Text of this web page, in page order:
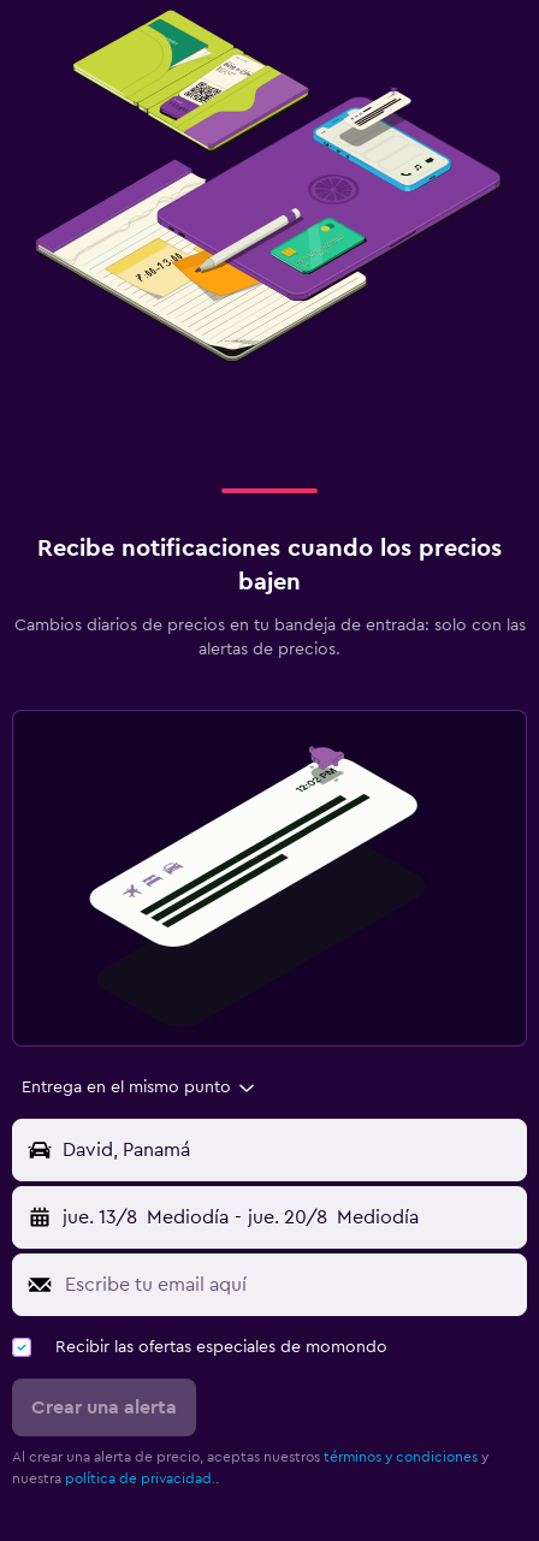
Recibe notificaciones cuando los precios
bajen
Cambios diarios de precios en tu bandeja de entrada: solo con las
alertas de precios.
Entrega en el mismo punto
David, Panamá
jue. 13/8 Mediodía - jue. 20/8 Mediodía
Recibir las ofertas especiales de momondo
Crear una alerta
Al crear una alerta de precio, aceptas nuestros términos y condiciones y
nuestra política de privacidad.